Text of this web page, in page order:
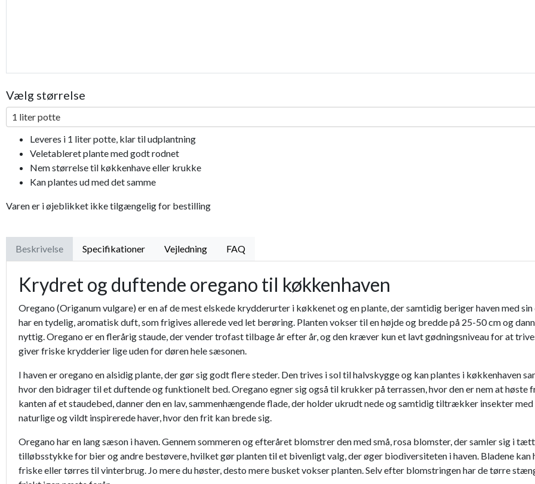
Vælg størrelse
1 liter potte
Leveres i 1 liter potte, klar til udplantning
Veletableret plante med godt rodnet
Nem størrelse til køkkenhave eller krukke
Kan plantes ud med det samme
Varen er i øjeblikket ikke tilgængelig for bestilling
Beskrivelse Specifikationer Vejledning FAQ
Krydret og duftende oregano til køkkenhaven
Oregano (Origanum vulgare) er en af de mest elskede krydderurter i køkkenet og en plante, der samtidig beriger haven med
har en tydelig, aromatisk duft, som frigives allerede ved let berøring. Planten vokser til en højde og bredde på 25-50 cm og
nyttig. Oregano er en flerårig staude, der vender trofast tilbage år efter år, og den kræver kun et lavt gødningsniveau for at
giver friske krydderier lige uden for døren hele sæsonen.
I haven er oregano en alsidig plante, der gør sig godt flere steder. Den trives i sol til halvskygge og kan plantes i køkkenhaven
hvor den bidrager til et duftende og funktionelt bed. Oregano egner sig også til krukker på terrassen, hvor den er nem at høste
kanten af et staudebed, danner den en lav, sammenhængende flade, der holder ukrudt nede og samtidig tiltrækker insekter
naturlige og vildt inspirerede haver, hvor den frit kan brede sig.
Oregano har en lang sæson i haven. Gennem sommeren og efteråret blomstrer den med små, rosa blomster, der samler sig i
tilløbsstykke for bier og andre bestøvere, hvilket gør planten til et bivenligt valg, der øger biodiversiteten i haven. Bladene
friske eller tørres til vinterbrug. Jo mere du høster, desto mere busket vokser planten. Selv efter blomstringen har de tørre